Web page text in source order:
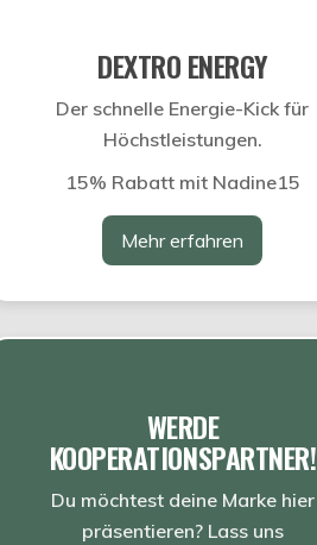
DEXTRO ENERGY
Der schnelle Energie-Kick für
Höchstleistungen.
15% Rabatt mit Nadine15
Mehr erfahren
WERDE
KOOPERATIONSPARTNER!
Du möchtest deine Marke hier
präsentieren? Lass uns